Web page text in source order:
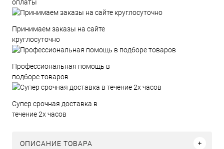
оплаты
Принимаем заказы на сайте
круглосуточно
Профессиональная помощь в
подборе товаров
Супер срочная доставка в
течение 2х часов
ОПИСАНИЕ ТОВАРА